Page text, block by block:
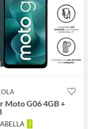
Moto G06 4GB +